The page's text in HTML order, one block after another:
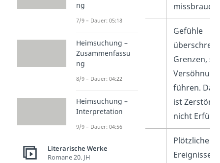
Leidenschaft
Gefühle
Grenzen,
führen. Das
ist
nicht
Kontingenz
Plötzliche
Ereignisse
ng
7/9 – Dauer: 05:18
Heimsuchung –
Zusammenfassu
ng
8/9 – Dauer: 04:22
Heimsuchung –
Interpretation
9/9 – Dauer: 04:56
Literarische Werke
Romane 20. JH